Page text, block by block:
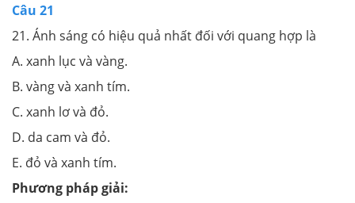
Câu 21
21. Ánh sáng có hiệu quả nhất đối với quang hợp là
A. xanh lục và vàng.
B. vàng và xanh tím.
C. xanh lơ và đỏ.
D. da cam và đỏ.
E. đỏ và xanh tím.
Phương pháp giải: